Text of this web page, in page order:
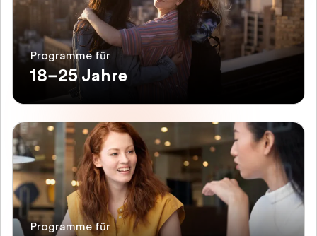
Programme für
18–25 Jahre
Programme für